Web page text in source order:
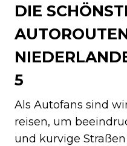
DIE
5
Als Autofans sind
reisen, um
und kurvige